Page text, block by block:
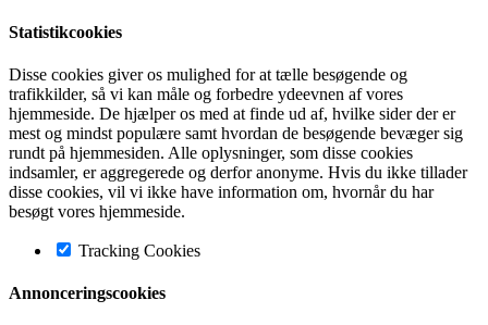
Statistikcookies
Disse cookies giver os mulighed for at tælle besøgende og
trafikkilder, så vi kan måle og forbedre ydeevnen af vores
hjemmeside. De hjælper os med at finde ud af, hvilke sider der er
mest og mindst populære samt hvordan de besøgende bevæger sig
rundt på hjemmesiden. Alle oplysninger, som disse cookies
indsamler, er aggregerede og derfor anonyme. Hvis du ikke tillader
disse cookies, vil vi ikke have information om, hvornår du har
besøgt vores hjemmeside.
Tracking Cookies
Annonceringscookies